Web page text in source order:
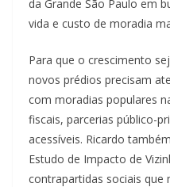
da Grande São Paulo em
vida e custo de moradia
Para que o crescimento
novos prédios precisam
com moradias populares
fiscais, parcerias público-
acessíveis. Ricardo
Estudo de Impacto de
contrapartidas sociais que